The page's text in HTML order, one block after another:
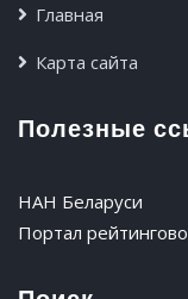
Главная
Карта сайта
Полезные
НАН Беларуси
Портал